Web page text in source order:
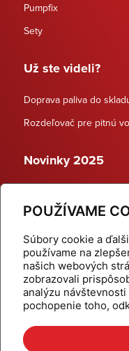
POUŽÍVAME
Súbory cookie a
používame na
našich webových
zobrazovali
analýzu
pochopenie toho,
Pumpfix
Sety
Už ste videli?
Doprava paliva do
Rozdeľovač pre pitnú
Novinky 2025
Dynamické
Domov
Aktuality
Kalkulačky